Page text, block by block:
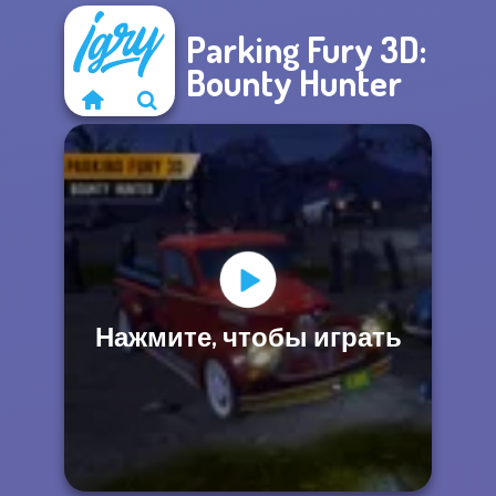
Parking Fury 3D:
Bounty Hunter
Нажмите, чтобы играть